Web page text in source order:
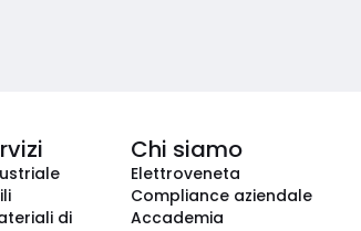
di
Chi siamo
Elettroveneta
Compliance aziendale
Accademia